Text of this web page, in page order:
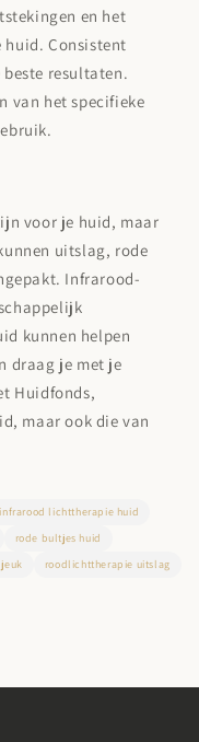
en het
huid. Consistent
beste resultaten.
van het specifieke
voor je huid, maar
uitslag, rode
Infrarood-
kunnen helpen
draag je met je
Huidfonds,
maar ook die van
infrarood lichttherapie huid
rode bultjes huid
roodlichttherapie uitslag